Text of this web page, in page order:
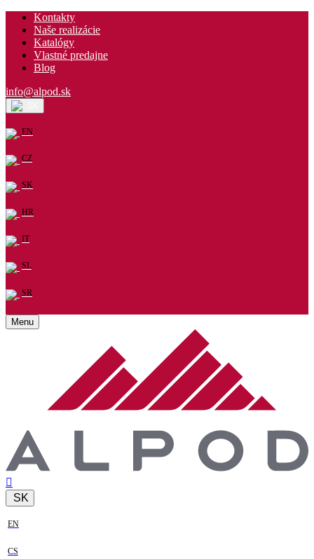
Kontakty
Naše realizácie
Katalógy
Vlastné predajne
Blog
info@alpod.sk
EN
CZ
SK
HR
IT
SL
SR
Menu
SK
EN
CS